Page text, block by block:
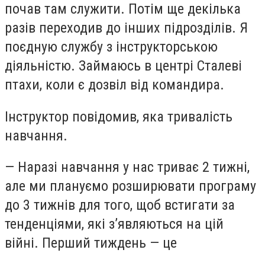
почав там служити. Потім ще декілька
разів переходив до інших підрозділів. Я
поєдную службу з інструкторською
діяльністю. Займаюсь в центрі Сталеві
птахи, коли є дозвіл від командира.
Інструктор повідомив, яка тривалість
навчання.
— Наразі навчання у нас триває 2 тижні,
але ми плануємо розширювати програму
до 3 тижнів для того, щоб встигати за
тенденціями, які з’являються на цій
війні. Перший тиждень — це